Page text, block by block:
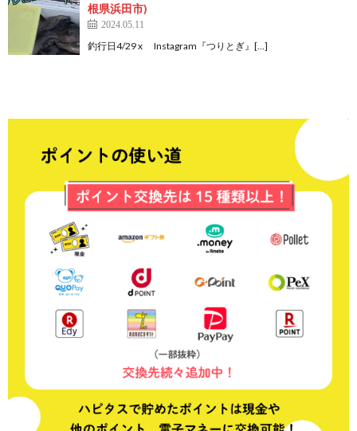
根県浜田市)
2024.05.11
釣行日4/29 x Instagram『つりとぎ』[…]